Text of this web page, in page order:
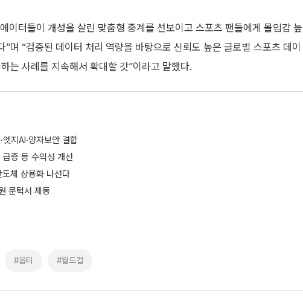
이터들이 개성을 살린 맞춤형 중계를 선보이고 스포츠 팬들에게 몰입감 높
며 “검증된 데이터 처리 역량을 바탕으로 신뢰도 높은 글로벌 스포츠 데이
는 사례를 지속해서 확대할 갓”이라고 말했다.
지AI·양자보안 결합
증 등 수익성 개선
체 상용화 나선다
문턱서 제동
#옵타 #월드컵